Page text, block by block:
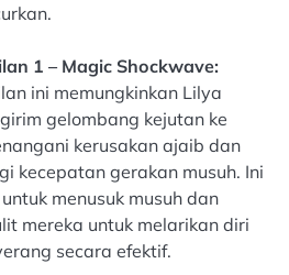
1 – Magic Shockwave:
ini memungkinkan Lilya
gelombang kejutan ke
kerusakan ajaib dan
kecepatan gerakan musuh. Ini
menusuk musuh dan
mereka untuk melarikan diri
secara efektif.